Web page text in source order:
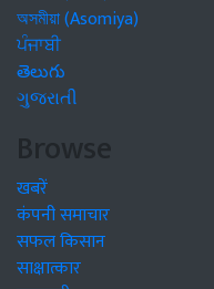
অসমীয়া (Asomiya)
ਪੰਜਾਬੀ
తెలుగు
ગુજરાતી
Browse
खबरें
कंपनी समाचार
सफल किसान
साक्षात्कार